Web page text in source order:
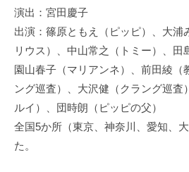
演出：宮田慶子
出演：篠原ともえ（ピッピ）、大浦
リウス）、中山常之（トミー）、田
園山春子（マリアンネ）、前田綾（
ング巡査）、大沢健（クラング巡査
ルイ）、団時朗（ピッピの父）
全国5か所（東京、神奈川、愛知、
た。